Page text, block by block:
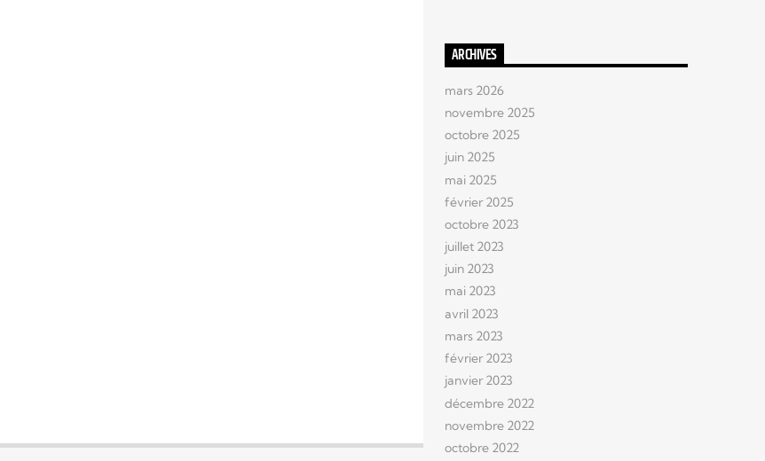
ARCHIVES
mars 2026
novembre 2025
octobre 2025
juin 2025
mai 2025
février 2025
octobre 2023
juillet 2023
juin 2023
mai 2023
avril 2023
mars 2023
février 2023
janvier 2023
décembre 2022
novembre 2022
octobre 2022